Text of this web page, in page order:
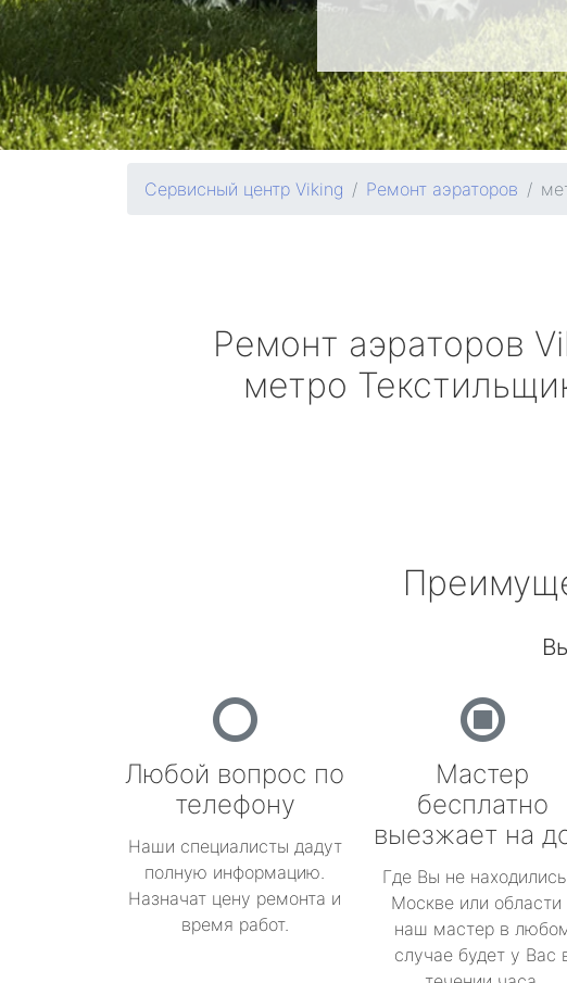
Сервисный центр Viking Ремонт аэраторов
Ремонт аэраторов
метро
Любой вопрос по
телефону
Наши специалисты дадут
полную информацию.
Назначат цену ремонта и
время работ.
Мастер
бесплатно
выезжает на
Где Вы не
Москве или области
наш мастер в
случае будет у Вас